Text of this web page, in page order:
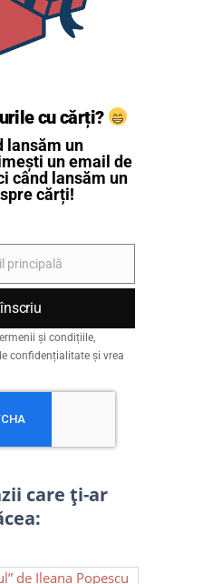
cu cărți?
lansăm un
un email de
când lansăm un
cărți!
principală
și condițiile,
confidențialitate și vrea
care ți-ar